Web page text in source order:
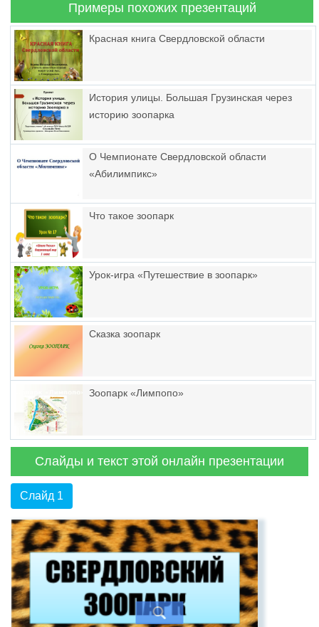
Примеры похожих презентаций
Красная книга Свердловской области
История улицы. Большая Грузинская через
историю зоопарка
О Чемпионате Свердловской области
«Абилимпикс»
Что такое зоопарк
Урок-игра «Путешествие в зоопарк»
Сказка зоопарк
Зоопарк «Лимпопо»
Слайды и текст этой онлайн презентации
Слайд 1